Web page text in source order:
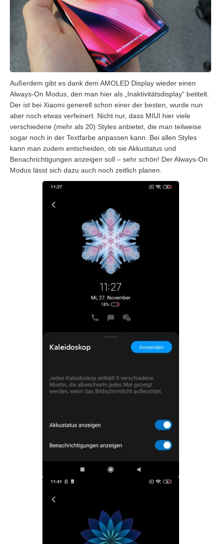
Außerdem gibt es dank dem AMOLED Display wieder einen
Always-On Modus, den man hier als „Inaktivitätsdisplay“ betitelt.
Der ist bei Xiaomi generell schon einer der besten, wurde nun
aber noch etwas verfeinert. Nicht nur, dass MIUI hier viele
verschiedene (mehr als 20) Styles anbietet, die man teilweise
sogar noch in der Textfarbe anpassen kann. Bei allen Styles
kann man zudem entscheiden, ob sie Akkustatus und
Benachrichtigungen anzeigen soll – sehr schön! Der Always-On
Modus lässt sich dazu auch noch zeitlich planen.